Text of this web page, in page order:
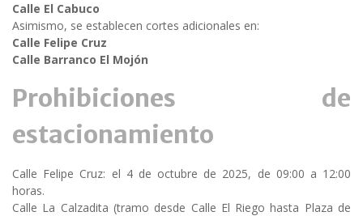
Calle El Cabuco
Asimismo, se establecen cortes adicionales en:
Calle Felipe Cruz
Calle Barranco El Mojón
Prohibiciones de
estacionamiento
Calle Felipe Cruz: el 4 de octubre de 2025, de 09:00 a 12:00
horas.
Calle La Calzadita (tramo desde Calle El Riego hasta Plaza de